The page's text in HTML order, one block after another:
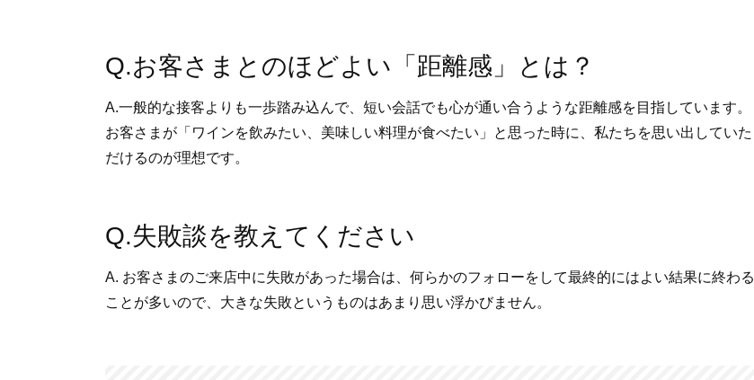
Q.お客さまとのほどよい「距離感」とは？
A.一般的な接客よりも一歩踏み込んで、短い会話でも心が通い合うような距離感を目指しています。
お客さまが「ワインを飲みたい、美味しい料理が食べたい」と思った時に、私たちを思い出していた
だけるのが理想です。
Q.失敗談を教えてください
A. お客さまのご来店中に失敗があった場合は、何らかのフォローをして最終的にはよい結果に終わる
ことが多いので、大きな失敗というものはあまり思い浮かびません。